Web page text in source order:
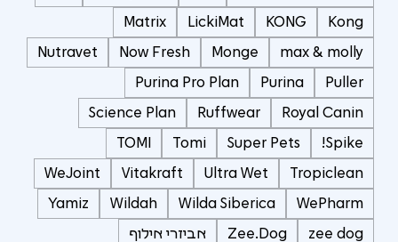
Kong
KONG
LickiMat
Matrix
max & molly
Monge
Now Fresh
Nutravet
Puller
Purina
Purina Pro Plan
Royal Canin
Ruffwear
Science Plan
Spike!
Super Pets
Tomi
TOMI
Tropiclean
Ultra Wet
Vitakraft
WeJoint
WePharm
Wilda Siberica
Wildah
Yamiz
zee dog
Zee.Dog אביזרי אילוף